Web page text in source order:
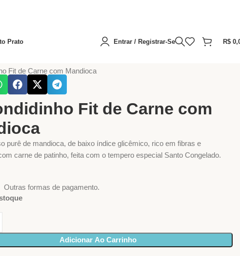
Prato Entrar / Registrar-Se R$
Fit de Carne com Mandioca
Fit de Carne com
purê de mandioca, de baixo índice glicêmico, rico em fibras e
carne de patinho, feita com o tempero especial Santo Congelado.
Outras formas de pagamento.
Adicionar Ao Carrinho